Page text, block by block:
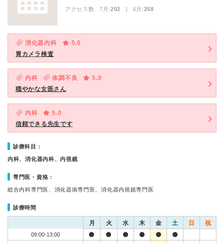
アクセス数 7月:202 | 6月:258
消化器内科
5.0
胃カメラ検査
内科 体調不良
5.0
穏やかな女医さん
内科
5.0
信頼できる先生です
診療科目：
内科、消化器内科、内視鏡
専門医・資格：
総合内科専門医、消化器病専門医、消化器内視鏡専門医
診療時間
月 火 水 木 金 土 日 祝
09:00-13:00